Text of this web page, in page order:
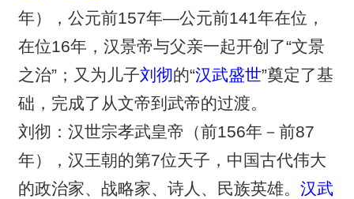
年），公元前157年—公元前141年在位，
在位16年，汉景帝与父亲一起开创了“文景
之治”；又为儿子刘彻的“汉武盛世”奠定了基
础，完成了从文帝到武帝的过渡。
刘彻：汉世宗孝武皇帝（前156年－前87
年），汉王朝的第7位天子，中国古代伟大
的政治家、战略家、诗人、民族英雄。 汉武